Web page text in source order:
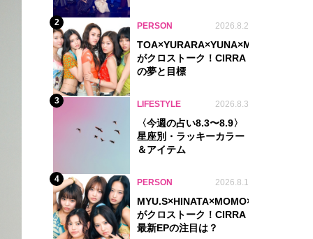
2 PERSON 2026.8.2
がクロストーク！CIRRA
の夢と目標
3 LIFESTYLE 2026.8.3
〈今週の占い8.3〜8.9〉
星座別・ラッキーカラー
＆アイテム
4 PERSON 2026.8.1
がクロストーク！CIRRA
最新EPの注目は？